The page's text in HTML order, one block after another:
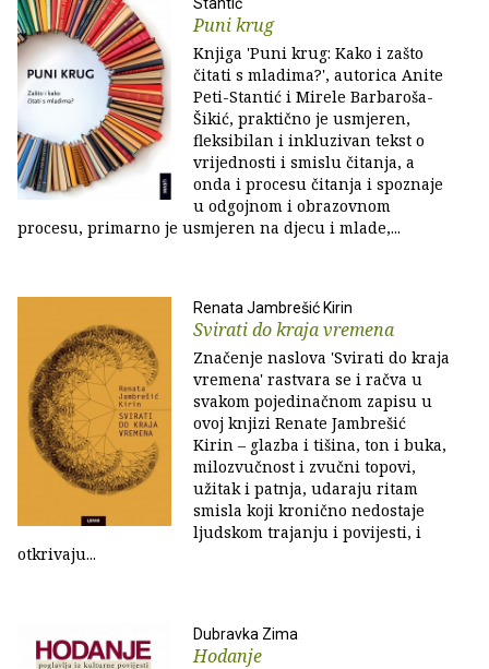
Puni krug
Knjiga 'Puni krug: Kako i zašto
čitati s mladima?', autorica Anite
Peti-Stantić i Mirele Barbaroša-
Šikić, praktično je usmjeren,
fleksibilan i inkluzivan tekst o
vrijednosti i smislu čitanja, a
onda i procesu čitanja i spoznaje
u odgojnom i obrazovnom
procesu, primarno je usmjeren na djecu i mlade,...
Renata Jambrešić Kirin
Svirati do kraja vremena
Značenje naslova 'Svirati do kraja
vremena' rastvara se i račva u
svakom pojedinačnom zapisu u
ovoj knjizi Renate Jambrešić
Kirin – glazba i tišina, ton i buka,
milozvučnost i zvučni topovi,
užitak i patnja, udaraju ritam
smisla koji kronično nedostaje
ljudskom trajanju i povijesti, i
otkrivaju...
Dubravka Zima
Hodanje